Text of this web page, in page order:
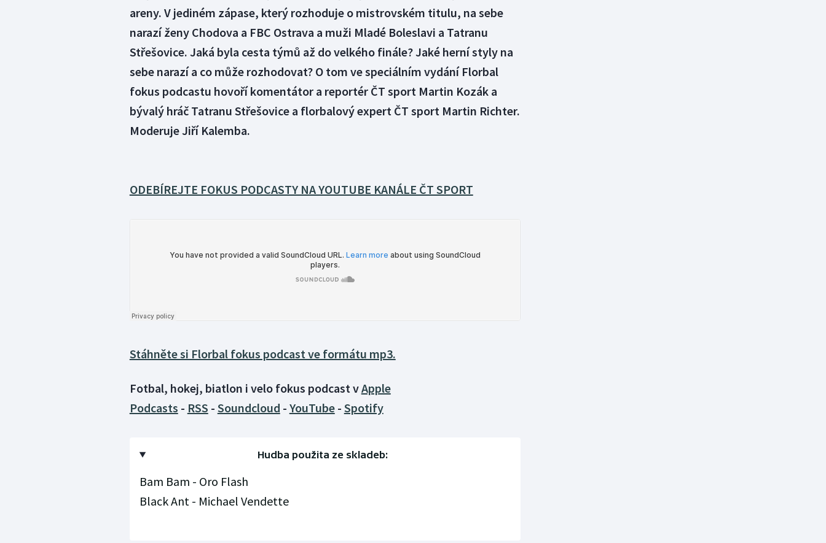
areny. V jediném zápase, který rozhoduje o mistrovském titulu, na sebe
narazí ženy Chodova a FBC Ostrava a muži Mladé Boleslavi a Tatranu
Střešovice. Jaká byla cesta týmů až do velkého finále? Jaké herní styly na
sebe narazí a co může rozhodovat? O tom ve speciálním vydání Florbal
fokus podcastu hovoří komentátor a reportér ČT sport Martin Kozák a
bývalý hráč Tatranu Střešovice a florbalový expert ČT sport Martin Richter.
Moderuje Jiří Kalemba.
ODEBÍREJTE FOKUS PODCASTY NA YOUTUBE KANÁLE ČT SPORT
Stáhněte si Florbal fokus podcast ve formátu mp3.
Fotbal, hokej, biatlon i velo fokus podcast vApple
Podcasts - RSS - Soundcloud - YouTube- Spotify
Hudba použita ze skladeb:
Bam Bam - Oro Flash
Black Ant - Michael Vendette